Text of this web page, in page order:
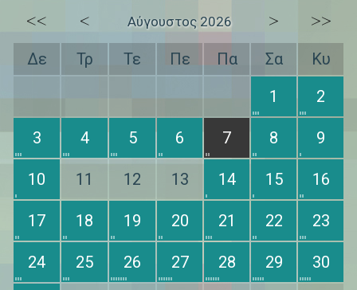
<< < Αύγουστος 2026 > >>
Δε Τρ Τε Πε Πα Σα
Κυ
1
2
3 4 5 6 7 8 9
10 11 12 13 14 15 16
17 18 19 20 21 22 23
24 25 26 27 28 29 30